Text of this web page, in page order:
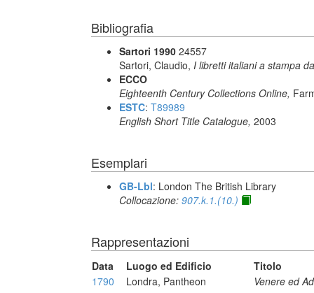
Bibliografia
Sartori 1990 24557
Sartori, Claudio, I libretti italiani a stampa
ECCO
Eighteenth Century Collections Online,
ESTC: T89989
English Short Title Catalogue, 2003
Esemplari
GB-Lbl: London The British Library
Collocazione: 907.k.1.(10.)
Rappresentazioni
Data Luogo ed Edificio
Titolo
1790
Londra, Pantheon Venere ed